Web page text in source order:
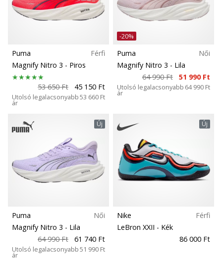
5
Ismerd
új
PUMA
Accelerate
SQD
5
cipőket!
a
technikai
újdonságokat
meg,
megéri…
Cipő mérete
Carbon
Kollekció
Kényelem és párnázás
Szabás
Modell
Puma
Férfi
Magnify Nitro 3 - Piros
53 650 Ft 45 150 Ft
Utolsó legalacsonyabb
ár
53 660 Ft
-20%
Puma
Női
Magnify Nitro 3 - Lila
64 990 Ft
51 990 Ft
Utolsó legalacsonyabb
ár
64 990 Ft
Új
Puma
Női
Magnify Nitro 3 - Lila
64 990 Ft
61 740 Ft
Utolsó legalacsonyabb
ár
51 990 Ft
Új
Nike
Férfi
LeBron XXII - Kék
86 000 Ft